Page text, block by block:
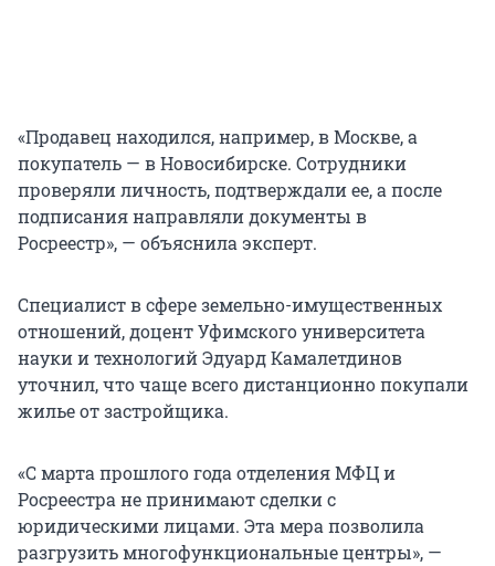
«Продавец находился, например, в Москве, а
покупатель — в Новосибирске. Сотрудники
проверяли личность, подтверждали ее, а после
подписания направляли документы в
Росреестр», — объяснила эксперт.
Специалист в сфере земельно-имущественных
отношений, доцент Уфимского университета
науки и технологий Эдуард Камалетдинов
уточнил, что чаще всего дистанционно покупали
жилье от застройщика.
«С марта прошлого года отделения МФЦ и
Росреестра не принимают сделки с
юридическими лицами. Эта мера позволила
разгрузить многофункциональные центры», —